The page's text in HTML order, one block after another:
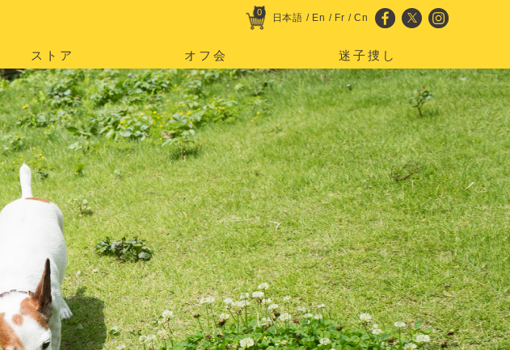
0 日本語 / En / Fr /Cn
ストア オフ会 迷子捜し